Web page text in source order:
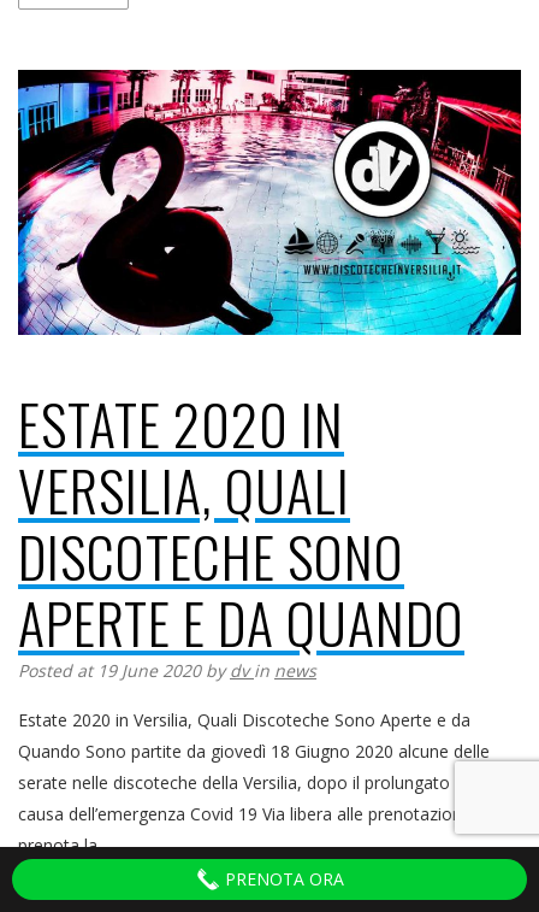
ESTATE 2020 IN
VERSILIA, QUALI
DISCOTECHE SONO
APERTE E DA QUANDO
Posted at 19 June 2020 bydvin news
Estate 2020 in Versilia, Quali Discoteche Sono Aperte e da
Quando Sono partite da giovedì 18 Giugno 2020 alcune delle
serate nelle discoteche della Versilia, dopo il prolungato stop a
causa dell’emergenza Covid 19 Via libera alle prenotazioni:
prenota la...
PRENOTA ORA